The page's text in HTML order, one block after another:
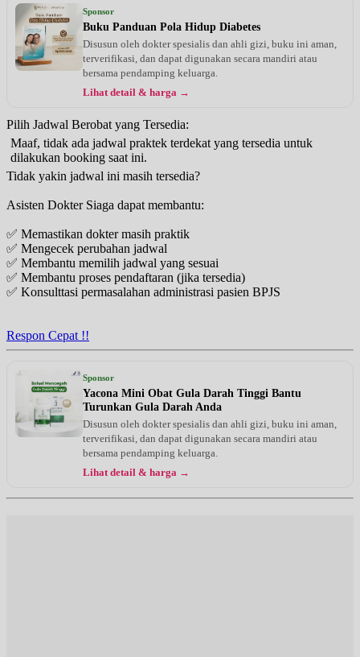
Sponsor
Buku Panduan Pola Hidup Diabetes
Disusun oleh dokter spesialis dan ahli gizi, buku ini aman,
terverifikasi, dan dapat digunakan secara mandiri atau
bersama pendamping keluarga.
Lihat detail & harga →
Pilih Jadwal Berobat yang Tersedia:
Maaf, tidak ada jadwal praktek terdekat yang tersedia untuk
dilakukan booking saat ini.
Tidak yakin jadwal ini masih tersedia?
Asisten Dokter Siaga dapat membantu:
✅ Memastikan dokter masih praktik
✅ Mengecek perubahan jadwal
✅ Membantu memilih jadwal yang sesuai
✅ Membantu proses pendaftaran (jika tersedia)
✅ Konsulttasi permasalahan administrasi pasien BPJS
Respon Cepat !!
Sponsor
Yacona Mini Obat Gula Darah Tinggi Bantu
Turunkan Gula Darah Anda
Disusun oleh dokter spesialis dan ahli gizi, buku ini aman,
terverifikasi, dan dapat digunakan secara mandiri atau
bersama pendamping keluarga.
Lihat detail & harga →